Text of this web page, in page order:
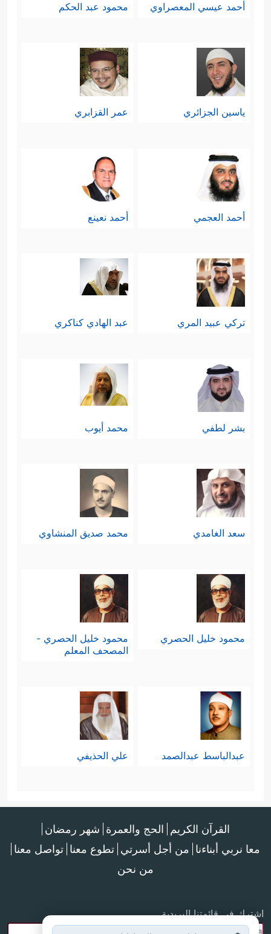
أحمد عيسي المعصراوي محمود عبد الحكم
ياسين الجزائري عمر القزابري
أحمد العجمي أحمد نعينع
تركي عبيد المري عبد الهادي كناكري
بشر لطفي محمد أيوب
سعد الغامدي محمد صديق المنشاوي
محمود خليل الحصري
محمود خليل الحصري -
المصحف المعلم
عبدالباسط عبدالصمد علي الحذيفي
القرآن الكريم الحج والعمرة شهر رمضان
معا نربي أبناءنا من أجل أسرتي تطوع معنا تواصل معنا
من نحن
اشترك في قائمتنا البريدية